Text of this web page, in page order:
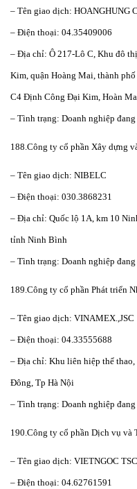
– Tên giao dịch: HOANGHUNG
– Điện thoại: 04.35409006
– Địa chỉ: Ô 217-Lô C, Khu đô
Kim, quận Hoàng Mai, thành
C4 Định Công Đại Kim, Hoàn
– Tình trạng: Doanh nghiệp
188.Công ty cổ phần Xây dựng
– Tên giao dịch: NIBELC
– Điện thoại: 030.3868231
– Địa chỉ: Quốc lộ 1A, km 10
tỉnh Ninh Bình
– Tình trạng: Doanh nghiệp
189.Công ty cổ phần Phát triển
– Tên giao dịch: VINAMEX.,JSC
– Điện thoại: 04.33555688
– Địa chỉ: Khu liên hiệp thể thao,
Đông, Tp Hà Nội
– Tình trạng: Doanh nghiệp
190.Công ty cổ phần Dịch vụ và
– Tên giao dịch: VIETNGOC
– Điện thoại: 04.62761591